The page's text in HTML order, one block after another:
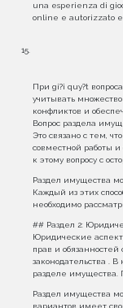
una esperienza di
online e autorizzato
При gi?i quy?t
учитывать
конфликтов и
Вопрос раздела
Это связано с тем,
совместной работы и
к этому вопросу с
Раздел имущества
Каждый из этих
необходимо
## Раздел 2:
Юридические
прав и обязанностей
законодательства .
разделе имущества.
Раздел имущества
вариантов имеет